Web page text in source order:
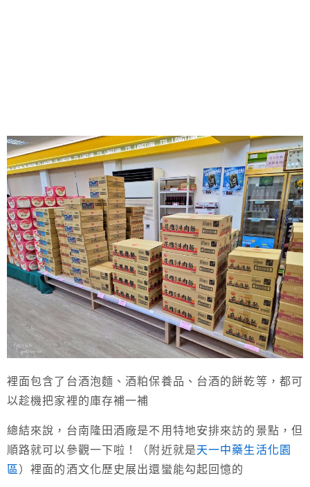
裡面包含了台酒泡麵、酒粕保養品、台酒的餅乾等，都可
以趁機把家裡的庫存補一補
總結來說，台南隆田酒廠是不用特地安排來訪的景點，但
順路就可以參觀一下啦！（附近就是天一中藥生活化園
區 ）裡面的酒文化歷史展出還蠻能勾起回憶的